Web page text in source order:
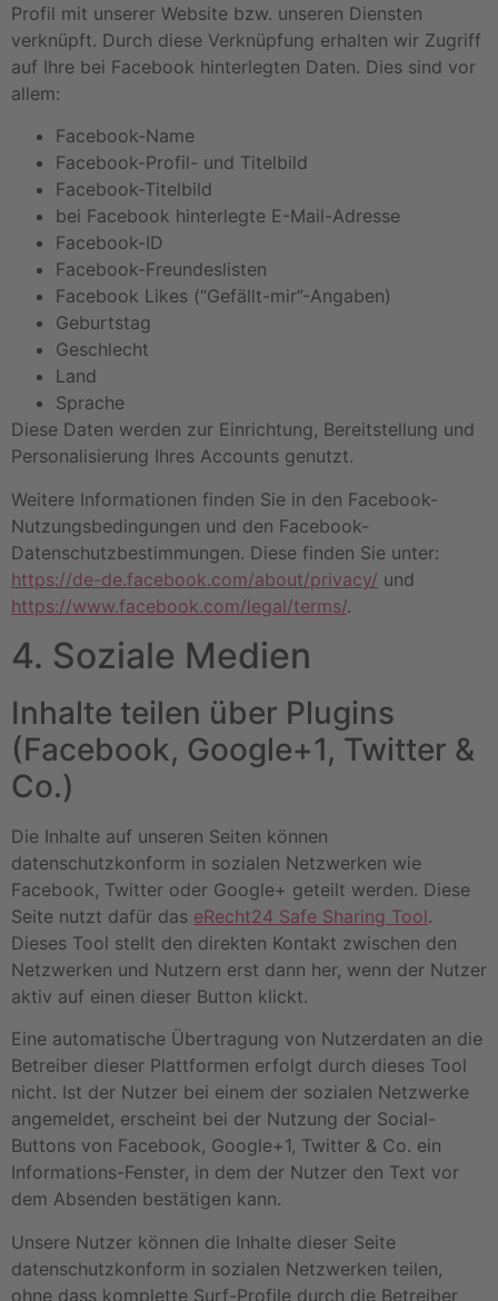
Profil mit unserer Website bzw. unseren Diensten
verknüpft. Durch diese Verknüpfung erhalten wir Zugriff
auf Ihre bei Facebook hinterlegten Daten. Dies sind vor
allem:
Facebook-Name
Facebook-Profil- und Titelbild
Facebook-Titelbild
bei Facebook hinterlegte E-Mail-Adresse
Facebook-ID
Facebook-Freundeslisten
Facebook Likes (“Gefällt-mir”-Angaben)
Geburtstag
Geschlecht
Land
Sprache
Diese Daten werden zur Einrichtung, Bereitstellung und
Personalisierung Ihres Accounts genutzt.
Weitere Informationen finden Sie in den Facebook-
Nutzungsbedingungen und den Facebook-
Datenschutzbestimmungen. Diese finden Sie unter:
https://de-de.facebook.com/about/privacy/ und
https://www.facebook.com/legal/terms/.
4. Soziale Medien
Inhalte teilen über Plugins
(Facebook, Google+1, Twitter &
Co.)
Die Inhalte auf unseren Seiten können
datenschutzkonform in sozialen Netzwerken wie
Facebook, Twitter oder Google+ geteilt werden. Diese
Seite nutzt dafür das eRecht24 Safe Sharing Tool.
Dieses Tool stellt den direkten Kontakt zwischen den
Netzwerken und Nutzern erst dann her, wenn der Nutzer
aktiv auf einen dieser Button klickt.
Eine automatische Übertragung von Nutzerdaten an die
Betreiber dieser Plattformen erfolgt durch dieses Tool
nicht. Ist der Nutzer bei einem der sozialen Netzwerke
angemeldet, erscheint bei der Nutzung der Social-
Buttons von Facebook, Google+1, Twitter & Co. ein
Informations-Fenster, in dem der Nutzer den Text vor
dem Absenden bestätigen kann.
Unsere Nutzer können die Inhalte dieser Seite
datenschutzkonform in sozialen Netzwerken teilen,
ohne dass komplette Surf-Profile durch die Betreiber